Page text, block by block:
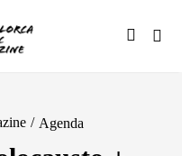
/ Agenda